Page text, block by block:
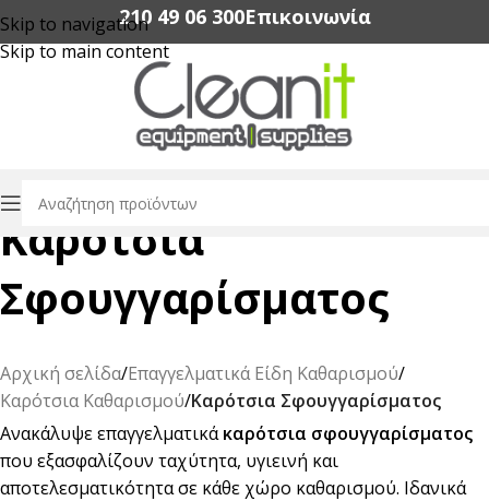
Skip to navigation
Skip to main content
210 49 06 300‬Επικοινωνία
Καρότσια
Σφουγγαρίσματος
Αρχική σελίδα/Επαγγελματικά Είδη Καθαρισμού/
Καρότσια Καθαρισμού/Καρότσια Σφουγγαρίσματος
Ανακάλυψε επαγγελματικάκαρότσια σφουγγαρίσματος
που εξασφαλίζουν ταχύτητα, υγιεινή και
αποτελεσματικότητα σε κάθε χώρο καθαρισμού. Ιδανικά